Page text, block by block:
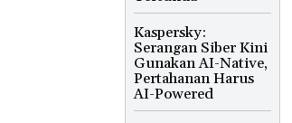
Kaspersky:
Serangan Siber Kini
Gunakan AI-Native,
Pertahanan Harus
AI-Powered